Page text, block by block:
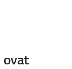
ovat